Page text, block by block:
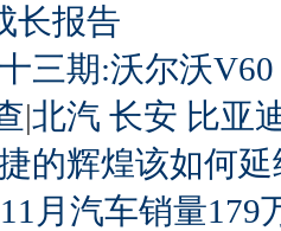
长报告
三期:沃尔沃
|北汽 长安 比亚
的辉煌该如何延
月汽车销量179